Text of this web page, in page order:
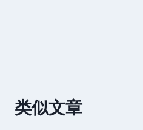
类似文章